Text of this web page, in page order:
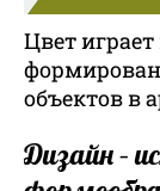
Цвет
объектов в
Дизайн –